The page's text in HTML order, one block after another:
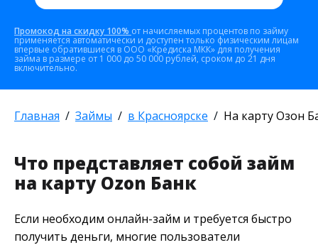
Промокод на скидку 100% от начисляемых процентов по займу
применяется автоматически и доступен только физическим лицам
впервые обратившиеся в ООО «Кредиска МКК» для получения
займа в размере от 1 000 до 50 000 рублей, сроком до 21 дня
включительно.
Главная Займы в Красноярске На карту Озон
Что представляет собой займ
на карту Ozon Банк
Если необходим онлайн-займ и требуется быстро
получить деньги, многие пользователи